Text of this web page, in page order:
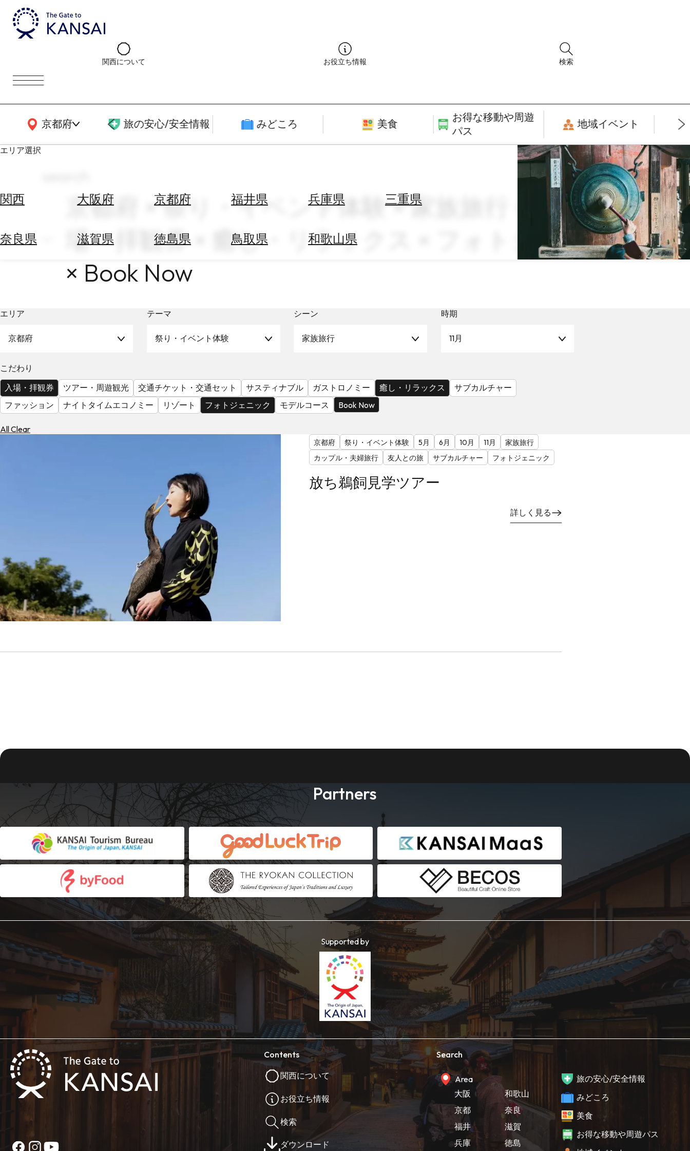
関西について お役立ち情報 検索
京都府
関西広域MAP 旅の安心/安全情報 みどころ 美食
お得な移動や周遊
パス
地域イベント
エリア選択
関西 大阪府 京都府 福井県 兵庫県 三重県
奈良県 滋賀県 徳島県 鳥取県 和歌山県
見
る
京都府 × 祭り・イベント体験 × 家族旅行 × 11月 × 入
場・拝観券 × 癒し・リラックス × フォトジェニック
× Book Now
エリア
京都府
テーマ
祭り・イベント体験
シーン
家族旅行
時期
11月
こだわり
入場・拝観券
ツアー・周遊観光 交通チケット・交通セット サスティナブル ガストロノミー 癒し・リラックス
サブカルチャー
ファッション
ナイトタイムエコノミー リゾート フォトジェニック モデルコース Book Now
All Clear
京都府 祭り・イベント体験 5月 6月 10月 11月
家族旅行
カップル・夫婦旅行
友人との旅 サブカルチャー フォトジェニック
放ち鵜飼見学ツアー
詳しく見る
Partners
Supported by
Contents
関西について
お役立ち情報
検索
ダウンロード
Search
Area
大阪
京都
福井
兵庫
和歌山
奈良
滋賀
徳島
旅の安心/安全情報
みどころ
美食
お得な移動や周遊パス